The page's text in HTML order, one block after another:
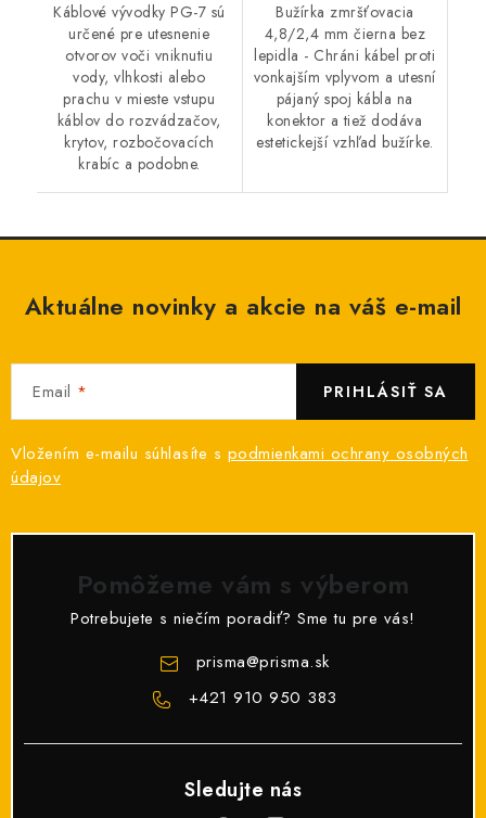
Káblové vývodky PG-7 sú
určené pre utesnenie
otvorov voči vniknutiu
vody, vlhkosti alebo
prachu v mieste vstupu
káblov do rozvádzačov,
krytov, rozbočovacích
krabíc a podobne.
Bužírka zmršťovacia
4,8/2,4 mm čierna bez
lepidla - Chráni kábel proti
vonkajším vplyvom a utesní
pájaný spoj kábla na
konektor a tiež dodáva
estetickejší vzhľad bužírke.
Aktuálne novinky a akcie na váš e-mail
Email
Vložením e-mailu súhlasíte s podmienkami ochrany osobných
údajov
PRIHLÁSIŤ SA
Pomôžeme vám s výberom
Potrebujete s niečím poradiť? Sme tu pre vás!
prisma@prisma.sk
+421 910 950 383